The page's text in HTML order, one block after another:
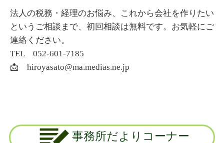
法人の税務・経理のお悩み、これから会社を作りたい
というご相談まで、初回相談は無料です。お気軽にご
連絡ください。
TEL 052-601-7185
📩 hiroyasato@ma.medias.ne.jp
事務所だよりコーナー